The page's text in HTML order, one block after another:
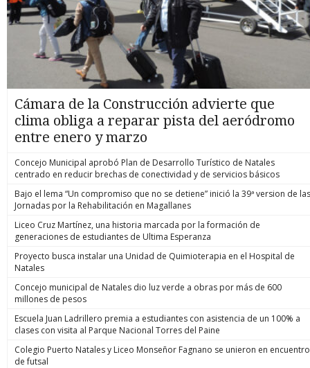
Cámara de la Construcción advierte que
clima obliga a reparar pista del aeródromo
entre enero y marzo
Concejo Municipal aprobó Plan de Desarrollo Turístico de Natales
centrado en reducir brechas de conectividad y de servicios básicos
Bajo el lema “Un compromiso que no se detiene” inició la 39ª version de las
Jornadas por la Rehabilitación en Magallanes
Liceo Cruz Martínez, una historia marcada por la formación de
generaciones de estudiantes de Ultima Esperanza
Proyecto busca instalar una Unidad de Quimioterapia en el Hospital de
Natales
Concejo municipal de Natales dio luz verde a obras por más de 600
millones de pesos
Escuela Juan Ladrillero premia a estudiantes con asistencia de un 100% a
clases con visita al Parque Nacional Torres del Paine
Colegio Puerto Natales y Liceo Monseñor Fagnano se unieron en encuentro
de futsal